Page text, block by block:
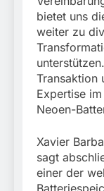
bietet uns
weiter zu
Transaktion
Expertise
Neoen-
Xavier
sagt
einer der